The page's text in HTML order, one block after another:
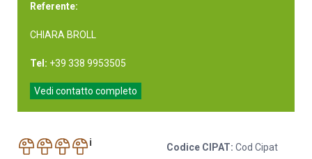
Referente:
CHIARA BROLL
Tel: +39 338 9953505
Vedi contatto completo
i Codice CIPAT: Cod Cipat